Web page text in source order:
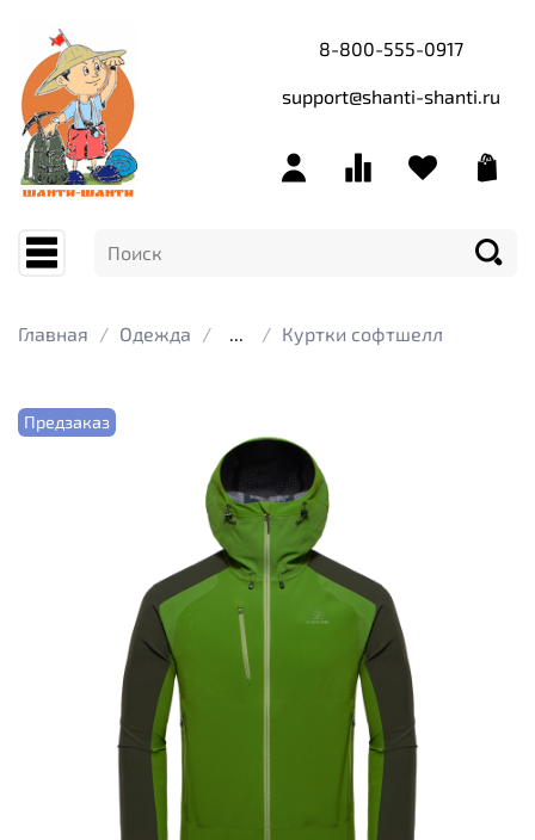
8-800-555-0917
support@shanti-shanti.ru
Главная Одежда Куртки софтшелл
Предзаказ